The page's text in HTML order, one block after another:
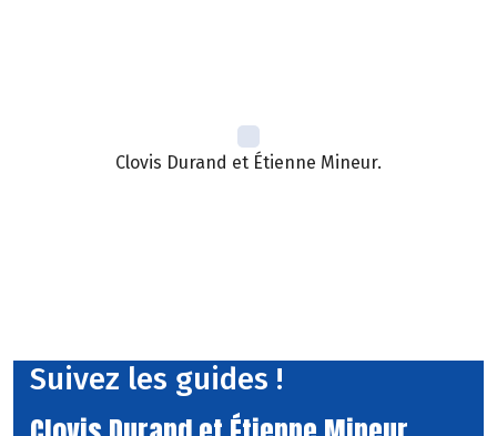
Clovis Durand et Étienne Mineur.
Suivez les guides !